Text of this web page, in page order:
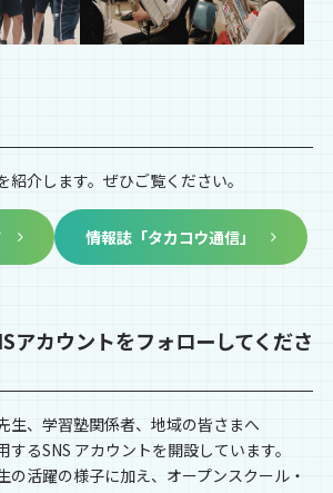
紹介します。ぜひご覧ください。
情報誌「タカコウ通信」
アカウントをフォローしてくださ
生、学習塾関係者、地域の皆さまへ
るSNS アカウントを開設しています。
の活躍の様子に加え、オープンスクール・